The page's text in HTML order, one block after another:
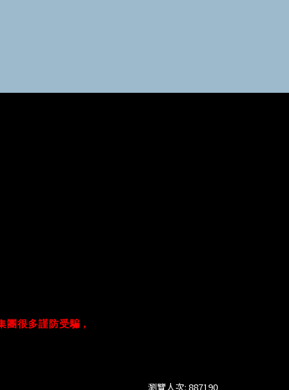
很多謹防受騙，
瀏覽人次: 887190